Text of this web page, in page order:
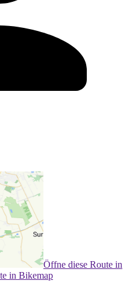
Öffne diese Route in
in Bikemap